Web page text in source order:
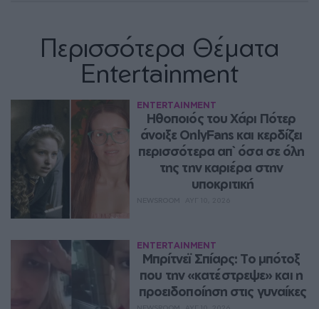
Περισσότερα Θέματα
Entertainment
ENTERTAINMENT
Ηθοποιός του Χάρι Πότερ
άνοιξε OnlyFans και κερδίζει
περισσότερα απ` όσα σε όλη
της την καριέρα στην
υποκριτική
ENTERTAINMENT
Μπρίτνεϊ Σπίαρς: Το μπότοξ
που την «κατέστρεψε» και η
προειδοποίηση στις γυναίκες